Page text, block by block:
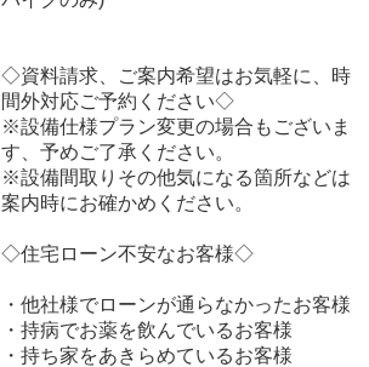
◇資料請求、ご案内希望はお気軽に、時
間外対応ご予約ください◇
※設備仕様プラン変更の場合もございま
す、予めご了承ください。
※設備間取りその他気になる箇所などは
案内時にお確かめください。
◇住宅ローン不安なお客様◇
・他社様でローンが通らなかったお客様
・持病でお薬を飲んでいるお客様
・持ち家をあきらめているお客様